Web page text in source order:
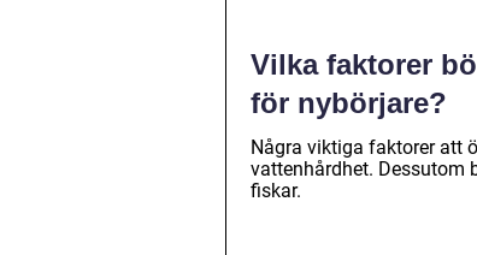
Vilka faktorer
för nybörjare?
Några viktiga faktorer att
vattenhårdhet. Dessutom
fiskar.